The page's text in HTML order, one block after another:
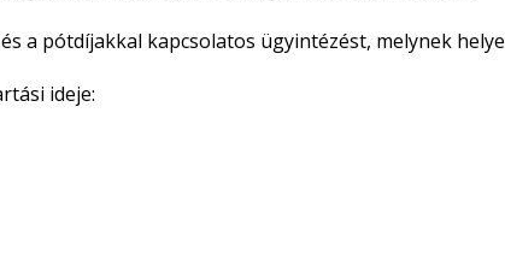
a pótdíjakkal kapcsolatos ügyintézést, melynek helye
ideje: